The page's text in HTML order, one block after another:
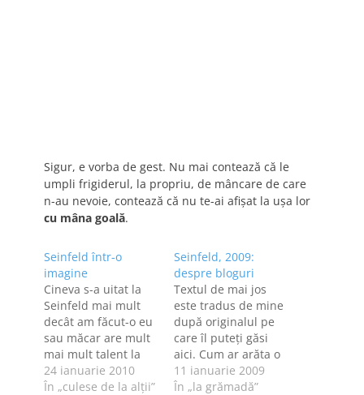
Sigur, e vorba de gest. Nu mai contează că le
umpli frigiderul, la propriu, de mâncare de care
n-au nevoie, contează că nu te-ai afişat la uşa lor
cu mâna goală.
Seinfeld într-o
imagine
Cineva s-a uitat la
Seinfeld mai mult
decât am făcut-o eu
sau măcar are mult
mai mult talent la
desen decât mine,
pentru că a desenat
24 ianuarie 2010
În „culese de la alţii”
Seinfeld, 2009:
despre bloguri
Textul de mai jos
este tradus de mine
după originalul pe
care îl puteţi găsi
aici. Cum ar arăta o
conversaţie între
Elaine, Kramer şi
11 ianuarie 2009
În „la grămadă”